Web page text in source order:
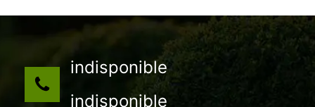
indisponible
indisponible